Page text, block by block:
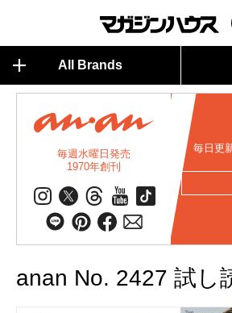
All Brands
毎週水曜日発売
1970年創刊
毎日更
anan No. 2427 試し